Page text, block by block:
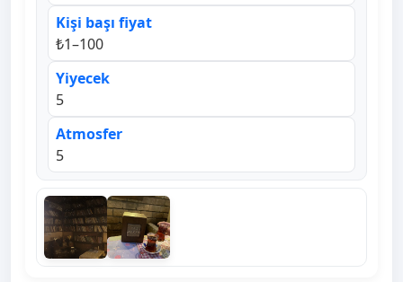
Kişi başı fiyat
₺1–100
Yiyecek
5
Atmosfer
5